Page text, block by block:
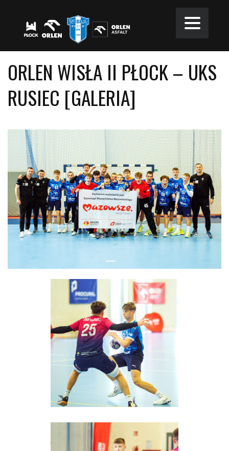
ORLEN WISŁA II PŁOCK – UKS
RUSIEC [GALERIA]